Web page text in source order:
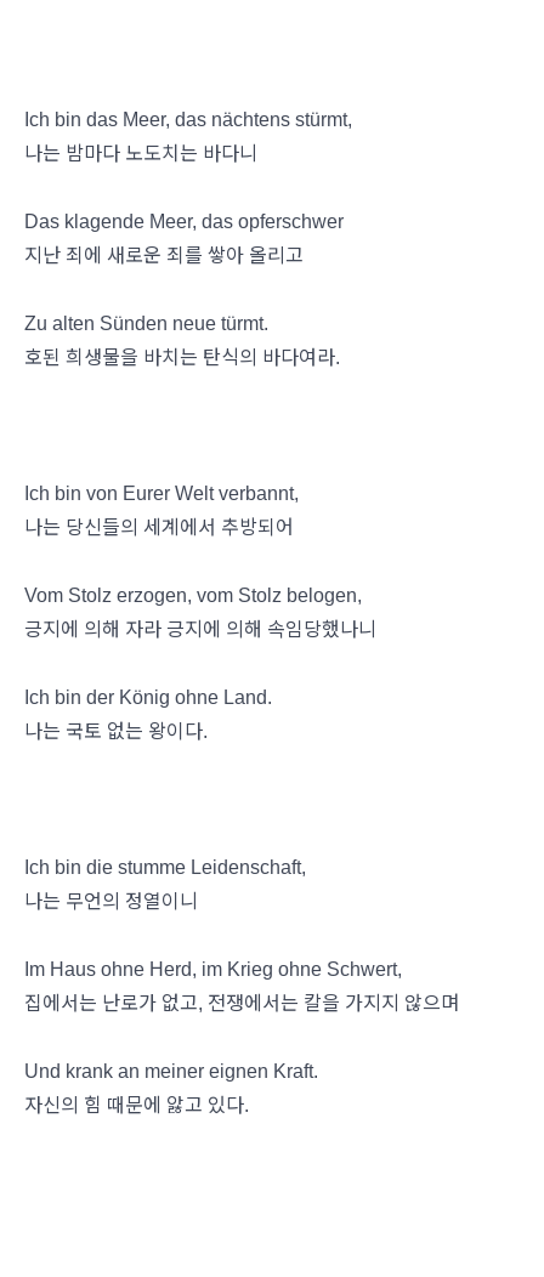
Ich bin das Meer, das nächtens stürmt,
나는 밤마다 노도치는 바다니
Das klagende Meer, das opferschwer
지난 죄에 새로운 죄를 쌓아 올리고
Zu alten Sünden neue türmt.
호된 희생물을 바치는 탄식의 바다여라.
Ich bin von Eurer Welt verbannt,
나는 당신들의 세계에서 추방되어
Vom Stolz erzogen, vom Stolz belogen,
긍지에 의해 자라 긍지에 의해 속임당했나니
Ich bin der König ohne Land.
나는 국토 없는 왕이다.
Ich bin die stumme Leidenschaft,
나는 무언의 정열이니
Im Haus ohne Herd, im Krieg ohne Schwert,
집에서는 난로가 없고, 전쟁에서는 칼을 가지지 않으며
Und krank an meiner eignen Kraft.
자신의 힘 때문에 앓고 있다.